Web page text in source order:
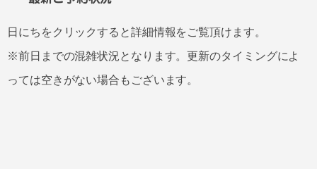
日にちをクリックすると詳細情報をご覧頂けます。
※前日までの混雑状況となります。更新のタイミングによ
っては空きがない場合もございます。